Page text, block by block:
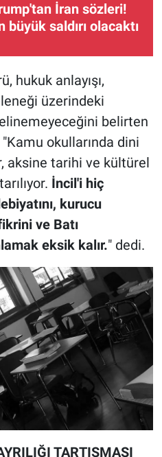
İran sözleri!
büyük saldırı olacaktı
hukuk anlayışı,
üzerindeki
belirten
okullarında dini
aksine tarihi ve kültürel
İncil'i hiç
kurucu
ve Batı
eksik kalır." dedi.
TARTIŞMASI